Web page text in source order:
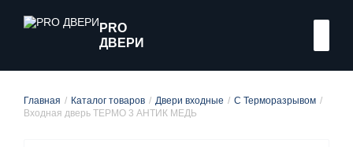
PRO
ДВЕРИ
Главная Каталог товаров Двери входные
С Терморазрывом
Входная дверь ТЕРМО 3 АНТИК МЕДЬ